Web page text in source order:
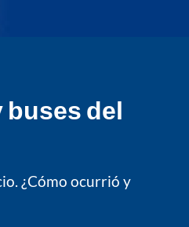
del
¿Cómo ocurrió y